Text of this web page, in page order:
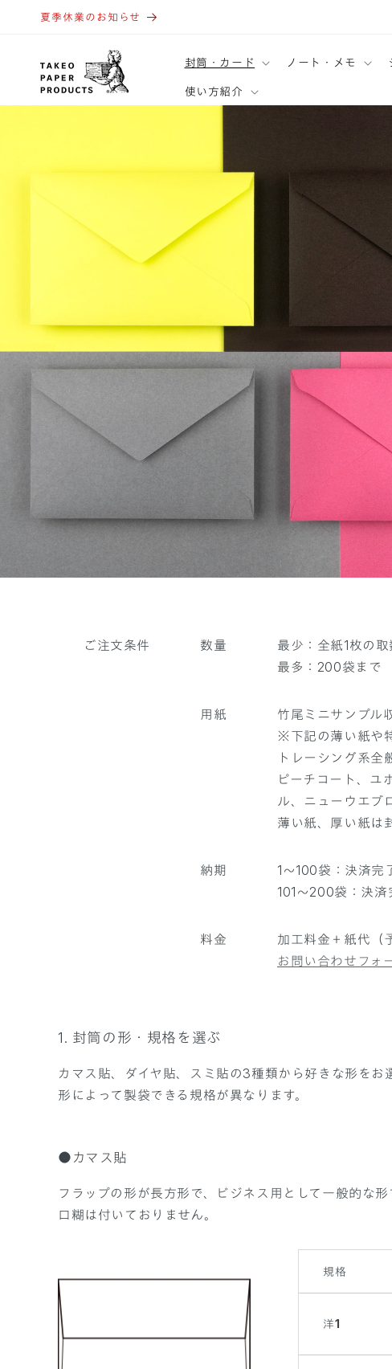
ンツに
夏季休業のお知らせ
封筒・カード ノート・メモ
使い方紹介
ご注文条件 数量
最少：全紙1枚の
最多：200袋まで
用紙
竹尾ミニサンプル
※下記の薄い紙や
トレーシング系全
ピーチコート、ユ
ル、ニューウエブ
薄い紙、厚い紙は
納期
1～100袋：決済完
101～200袋：決
料金
加工料金＋紙代（
お問い合わせフォ
1. 封筒の形・規格を選ぶ
カマス貼、ダイヤ貼、スミ貼の3種類から好きな形をお
形によって製袋できる規格が異なります。
●カマス貼
フラップの形が長方形で、ビジネス用として一般的な形
口糊は付いておりません。
規格
洋1